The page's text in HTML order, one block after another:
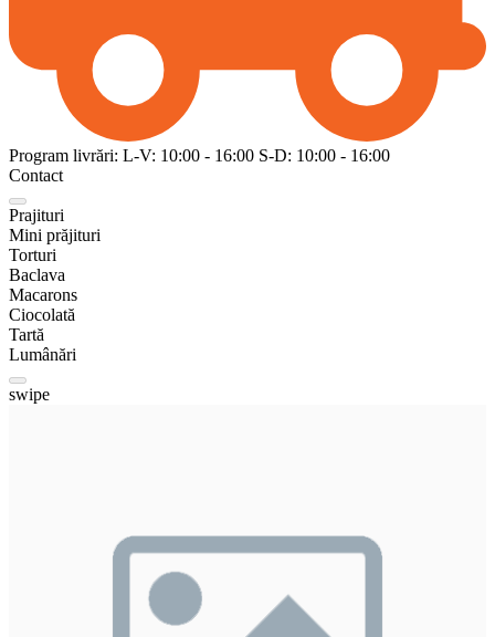
Program livrări: L-V: 10:00 - 16:00 S-D: 10:00 - 16:00
Contact
Prajituri
Mini prăjituri
Torturi
Baclava
Macarons
Ciocolată
Tartă
Lumânări
swipe